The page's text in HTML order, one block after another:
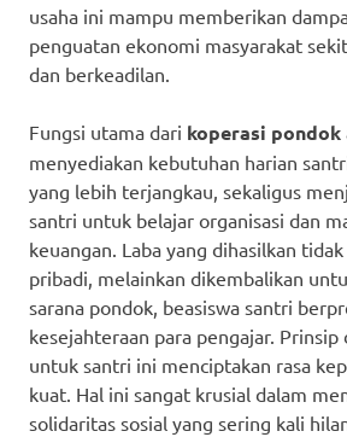
usaha ini mampu memberikan
penguatan ekonomi masyarakat
dan berkeadilan.
Fungsi utama dari koperasi pondok
menyediakan kebutuhan harian
yang lebih terjangkau, sekaligus
santri untuk belajar organisasi dan
keuangan. Laba yang dihasilkan
pribadi, melainkan dikembalikan
sarana pondok, beasiswa santri
kesejahteraan para pengajar. Prinsip
untuk santri ini menciptakan rasa
kuat. Hal ini sangat krusial dalam
solidaritas sosial yang sering kali